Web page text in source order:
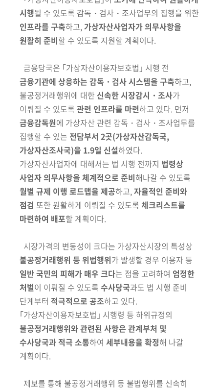
시행될 수 있도록 감독・검사・조사업무의 집행을 위한
인프라를 구축하고,가상자산사업자가의무사항을
원활히 준비할 수 있도록 지원할 계획이다.
금융당국은 ｢가상자산이용자보호법｣ 시행 전
금융기관에 상응하는 감독・ 검사 시스템을 구축하고,
불공정거래행위에 대한 신속한 시장감시・조사가
이뤄질 수 있도록 관련 인프라를 마련하고 있다. 먼저
금융감독원에 가상자산 관련 감독・검사・조사업무를
집행할 수 있는 전담부서 2곳(가상자산감독국,
가상자산조사국)을 1.9일 신설하였다.
가상자산사업자에 대해서는 법 시행 전까지 법령상
사업자 의무사항을 체계적으로 준비해나갈 수 있도록
월별 규제 이행 로드맵을 제공하고,자율적인 준비와
점검 또한 원활하게 이뤄질 수 있도록 체크리스트를
마련하여 배포할 계획이다.
시장가격의 변동성이 크다는 가상자산시장의 특성상
불공정거래행위 등 위법행위가 발생할 경우 이용자 등
일반 국민의 피해가 매우 크다는 점을 고려하여 엄정한
처벌이 이뤄질 수 있도록 수사당국과도 법 시행 준비
단계부터 적극적으로 공조하고 있다.
｢가상자산이용자보호법｣ 시행령 등 하위규정의
불공정거래행위와 관련된 사항은 관계부처 및
수사당국과 적극 소통하여 세부내용을 확정해 나갈
계획이다.
제보를 통해 불공정거래행위 등 불법행위를 신속히